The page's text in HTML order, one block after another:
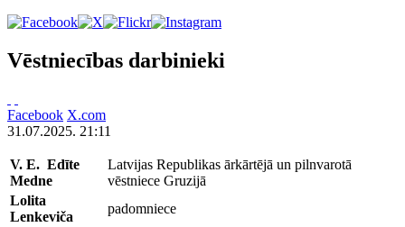
Vēstniecības darbinieki
Facebook X.com
31.07.2025. 21:11
V. E. Edīte
Medne
Latvijas Republikas ārkārtējā un pilnvarotā
vēstniece Gruzijā
Lolita
Lenkeviča
padomniece